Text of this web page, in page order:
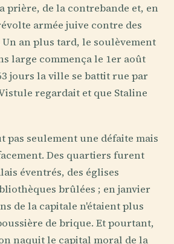
prière, de la contrebande et, en
armée juive contre des
Un an plus tard, le soulèvement
large commença le 1er août
jours la ville se battit rue par
regardait et que Staline
pas seulement une défaite mais
Des quartiers furent
éventrés, des églises
brûlées ; en janvier
de la capitale n'étaient plus
de brique. Et pourtant,
naquit le capital moral de la